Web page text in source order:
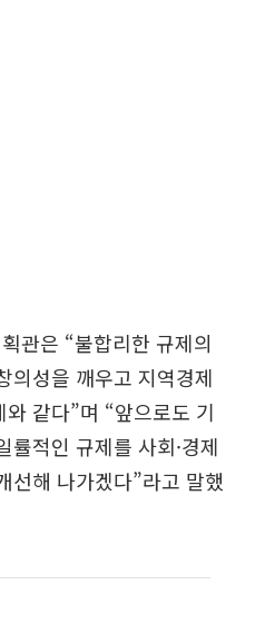
관은 “불합리한 규제의
의성을 깨우고 지역경제
같다”며 “앞으로도 기
률적인 규제를 사회·경제
선해 나가겠다”라고 말했